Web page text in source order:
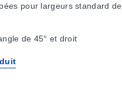
pour largeurs standard de
de 45° et droit